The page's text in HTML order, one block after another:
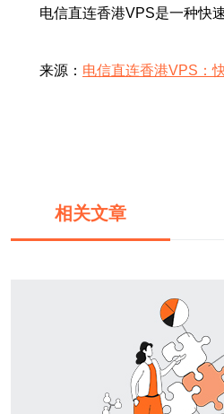
电信直连香港VPS是一种快
来源： 电信直连香港VPS：
相关文章